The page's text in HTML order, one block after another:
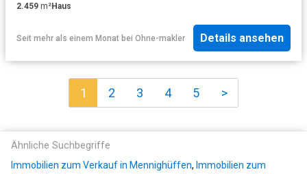
2.459 m²Haus
Seit mehr als einem Monat bei Ohne-makler Details ansehen
1 2 3 4 5 >
Ähnliche Suchbegriffe
Immobilien zum Verkauf in Mennighüffen, Immobilien zum